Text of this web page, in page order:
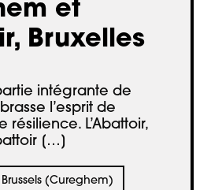
et
Bruxelles
intégrante de
l’esprit de
résilience. L’Abattoir,
[…]
Brussels (Cureghem)